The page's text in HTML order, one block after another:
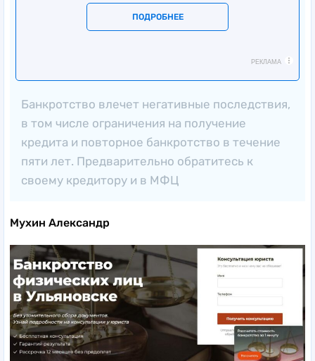
ПОДРОБНЕЕ
РЕКЛАМА
Банкротство влечет негативные последствия,
в том числе ограничения на получение
кредита и повторное банкротство в течение
пяти лет. Предварительно обратитесь к
своему кредитору и в МФЦ
Мухин Александр